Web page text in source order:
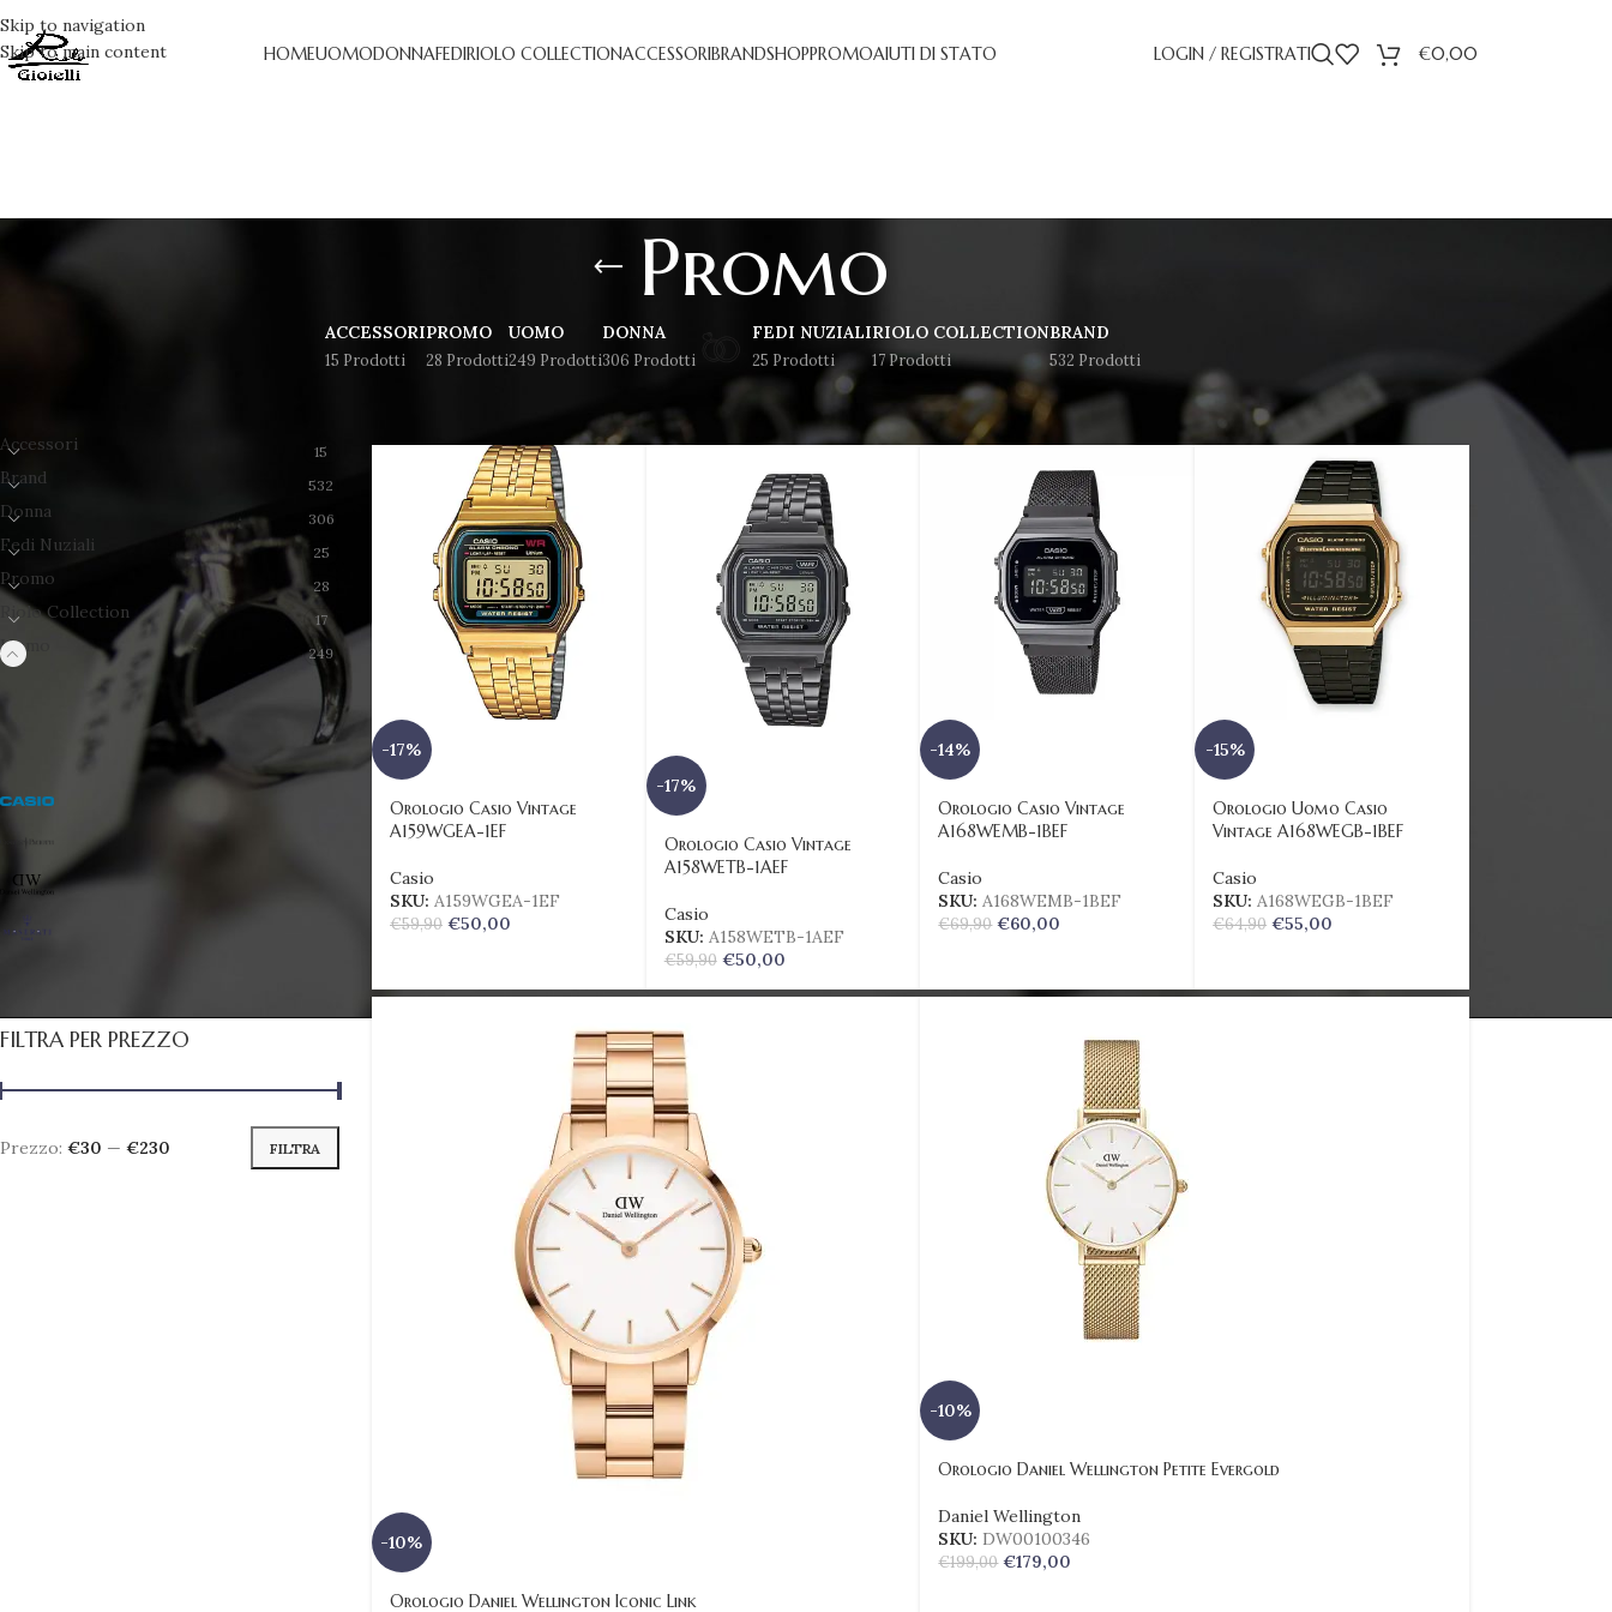
Skip to navigation
Skip to main content
HOMEUOMODONNAFEDIRIOLO COLLECTIONACCESSORIBRANDSHOPPROMOAIUTI DI STATO LOGIN / REGISTRATI €0,00
Promo
ACCESSORI
15 Prodotti
PROMO
28 Prodotti
UOMO
249 Prodotti
DONNA
306 Prodotti
FEDI NUZIALI
25 Prodotti
RIOLO COLLECTION
17 Prodotti
BRAND
532 Prodotti
Accessori 15
Brand 532
Donna 306
Fedi Nuziali 25
Promo 28
Riolo Collection 17
Uomo 249
Cesare Paciotti
Daniel Wellington
FILTRA PER PREZZO
FILTRA
Prezzo: €30 — €230
Mostra 9 12
-17%
Orologio Casio Vintage
A159WGEA-1EF
Casio
SKU: A159WGEA-1EF
€59,90 €50,00
-17%
Orologio Casio Vintage
A158WETB-1AEF
Casio
SKU: A158WETB-1AEF
€59,90 €50,00
-14%
Orologio Casio Vintage
A168WEMB-1BEF
Casio
SKU:A168WEMB-1BEF
€69,90 €60,00
-15%
Orologio Uomo Casio
Vintage A168WEGB-1BEF
Casio
SKU:A168WEGB-1BEF
€64,90 €55,00
-10%
Orologio Daniel Wellington Iconic Link
-10%
Orologio Daniel Wellington Petite Evergold
Daniel Wellington
SKU: DW00100346
€199,00 €179,00